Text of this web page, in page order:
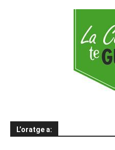
L’oratge a: